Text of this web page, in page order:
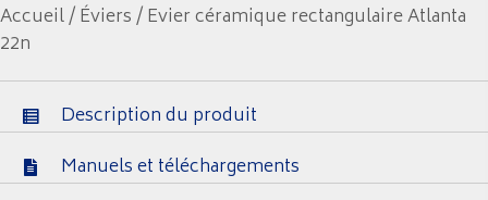
Accueil/Éviers/ Evier céramique rectangulaire Atlanta
22n
Description du produit
Manuels et téléchargements